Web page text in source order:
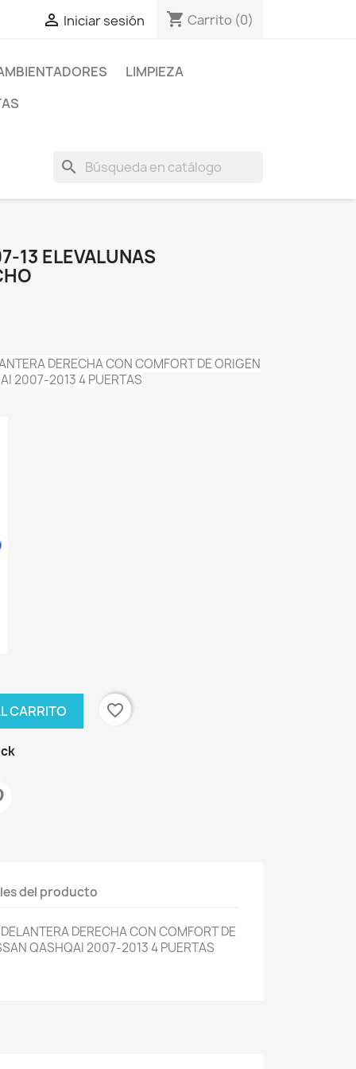
 Iniciar sesión shopping_cart Carrito (0)
LIMPIEZA
search
13 ELEVALUNAS
DERECHA CON COMFORT DE ORIGEN
2007-2013 4 PUERTAS
CARRITO favorite_border
del producto
DERECHA CON COMFORT DE
QASHQAI 2007-2013 4 PUERTAS